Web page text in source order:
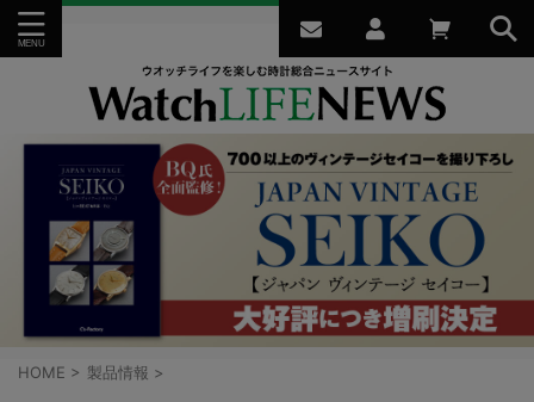
HOME > 製品情報 >